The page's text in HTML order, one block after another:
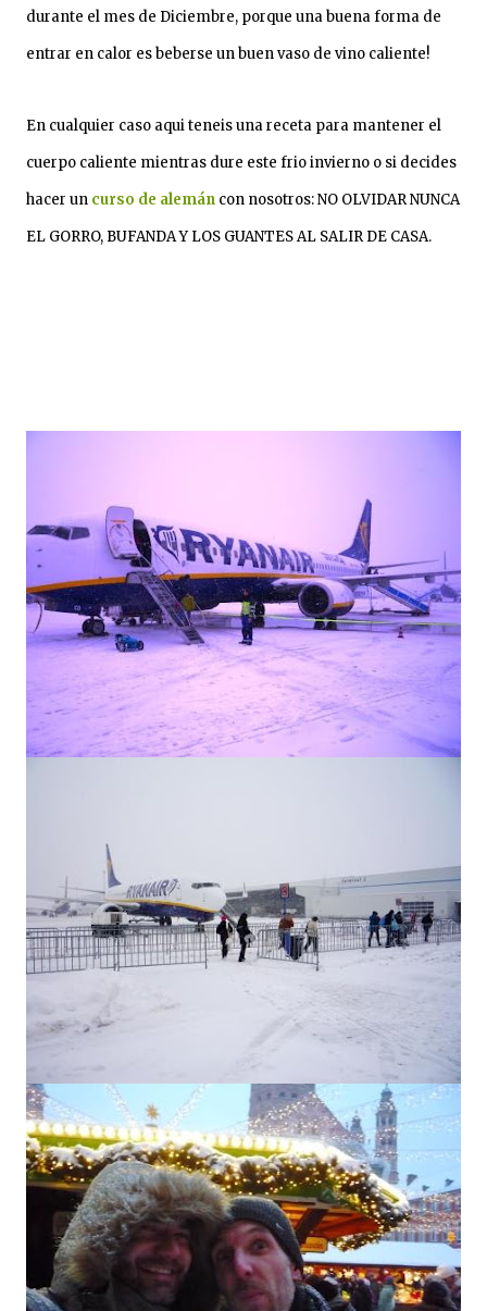
durante el mes de Diciembre, porque una buena forma de
entrar en calor es beberse un buen vaso de vino caliente!
En cualquier caso aqui teneis una receta para mantener el
cuerpo caliente mientras dure este frio invierno o si decides
hacer un curso de alemán con nosotros: NO OLVIDAR NUNCA
EL GORRO, BUFANDA Y LOS GUANTES AL SALIR DE CASA.